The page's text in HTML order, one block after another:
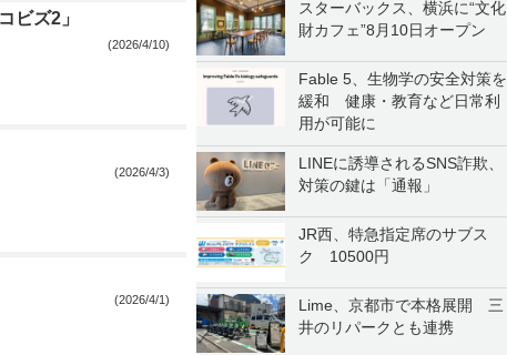
スターバックス、横浜に“文化
財カフェ”8月10日オープン
Fable 5、生物学の安全対策を
緩和 健康・教育など日常利
用が可能に
LINEに誘導されるSNS詐欺、
対策の鍵は「通報」
JR西、特急指定席のサブス
ク 10500円
Lime、京都市で本格展開 三
井のリパークとも連携
ビズ2」
(2026/4/10)
(2026/4/3)
(2026/4/1)